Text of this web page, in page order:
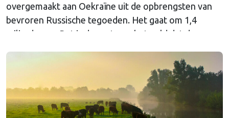
overgemaakt aan Oekraïne uit de opbrengsten van
bevroren Russische tegoeden. Het gaat om 1,4
miljard euro. Dat is de rente op het geld dat de
Euroclear parkeerde. De EU bevroor dat geld na de
Continued